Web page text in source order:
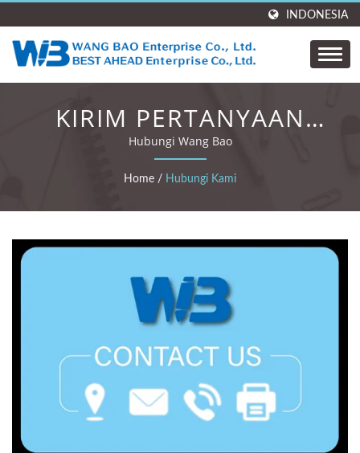
INDONESIA
KIRIM PERTANYAAN
ANDA SEKARANG
Hubungi Wang Bao
Home / Hubungi Kami